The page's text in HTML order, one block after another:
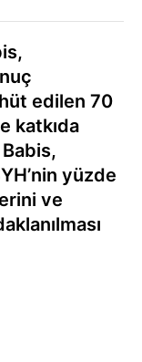
edilen 70
katkıda
Babis,
yüzde
ve